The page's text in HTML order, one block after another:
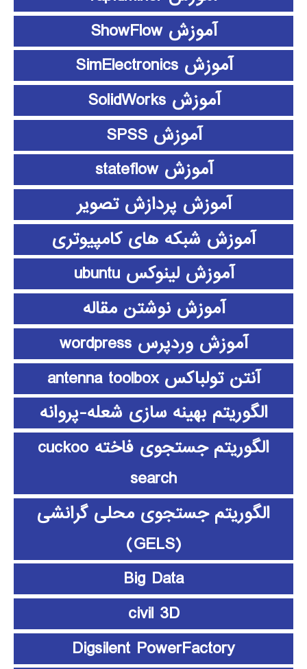
آموزش ShowFlow
آموزش SimElectronics
آموزش SolidWorks
آموزش SPSS
آموزش stateflow
آموزش پردازش تصویر
آموزش شبکه های کامپیوتری
آموزش لینوکس ubuntu
آموزش نوشتن مقاله
آموزش وردپرس wordpress
آنتن تولباکس antenna toolbox
الگوریتم بهینه سازی شعله-پروانه
الگوریتم جستجوی فاخته cuckoo
search
الگوریتم جستجوی محلی گرانشی
(GELS)
Big Data
civil 3D
Digsilent PowerFactory